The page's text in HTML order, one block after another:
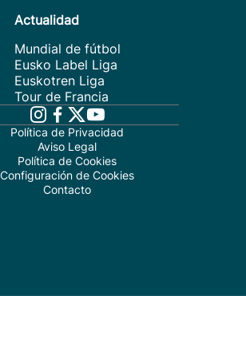
Actualidad
Mundial de fútbol
Eusko Label Liga
Euskotren Liga
Tour de Francia
Política de Privacidad
Aviso Legal
Política de Cookies
Configuración de Cookies
Contacto